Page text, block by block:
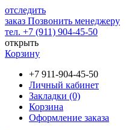
отследить
заказ Позвонить менеджеру
тел. +7 (911) 904-45-50
открыть
Корзину
+7 911-904-45-50
Личный кабинет
Закладки (0)
Корзина
Оформление заказа